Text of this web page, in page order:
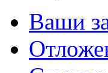
Ваши